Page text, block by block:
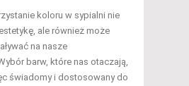
koloru w sypialni nie
ale również może
na nasze
barw, które nas otaczają,
świadomy i dostosowany do